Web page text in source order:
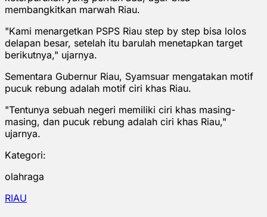
membangkitkan marwah Riau.
"Kami menargetkan PSPS Riau step by step bisa lolos
delapan besar, setelah itu barulah menetapkan target
berikutnya," ujarnya.
Sementara Gubernur Riau, Syamsuar mengatakan motif
pucuk rebung adalah motif ciri khas Riau.
"Tentunya sebuah negeri memiliki ciri khas masing-
masing, dan pucuk rebung adalah ciri khas Riau,"
ujarnya.
Kategori:
olahraga
RIAU